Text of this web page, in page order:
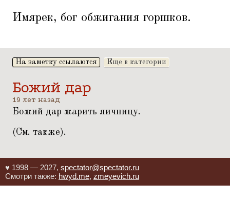
Имярек, бог обжигания горшков.
На заметку ссылаются Еще в категории
Божий дар
19 лет назад
Божий дар жарить яичницу.
(См. также).
♥ 1998 — 2027, spectator@spectator.ru
Смотри также: hwyd.me, zmeyevich.ru